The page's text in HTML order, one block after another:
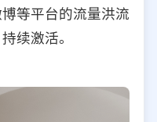
等平台的流量洪流
续激活。